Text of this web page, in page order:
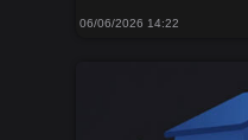
06/06/2026 14:22